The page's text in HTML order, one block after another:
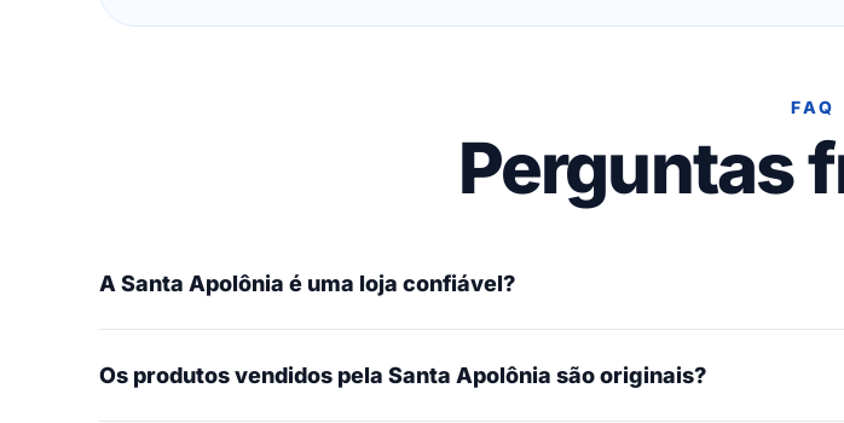
FAQ
Perguntas
A Santa Apolônia é uma loja confiável?
Os produtos vendidos pela Santa Apolônia são originais?